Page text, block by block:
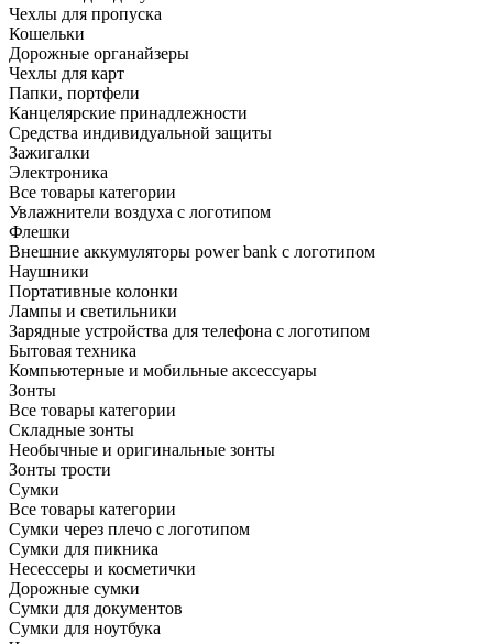
Чехлы для пропуска
Кошельки
Дорожные органайзеры
Чехлы для карт
Папки, портфели
Канцелярские принадлежности
Средства индивидуальной защиты
Зажигалки
Электроника
Все товары категории
Увлажнители воздуха с логотипом
Флешки
Внешние аккумуляторы power bank с логотипом
Наушники
Портативные колонки
Лампы и светильники
Зарядные устройства для телефона с логотипом
Бытовая техника
Компьютерные и мобильные аксессуары
Зонты
Все товары категории
Складные зонты
Необычные и оригинальные зонты
Зонты трости
Сумки
Все товары категории
Сумки через плечо с логотипом
Сумки для пикника
Несессеры и косметички
Дорожные сумки
Сумки для документов
Сумки для ноутбука